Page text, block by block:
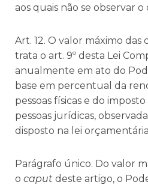
aos quais não se observar
Art. 12. O valor máximo
trata o art. 9º desta Lei
anualmente em ato do
base em percentual da
pessoas físicas e do
pessoas jurídicas,
disposto na lei
Parágrafo único. Do valor
o caput deste artigo, o